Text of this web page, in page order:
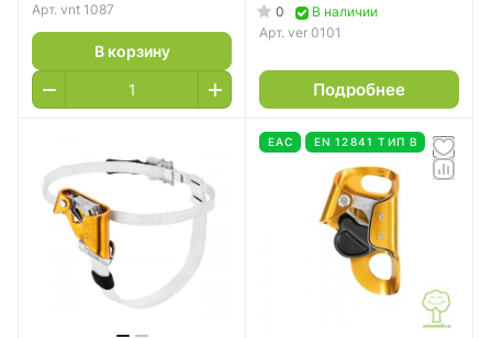
Арт. vnt 1087
В корзину
0
В наличии
Арт. ver 0101
Подробнее
EAC EN 12841 ТИП В